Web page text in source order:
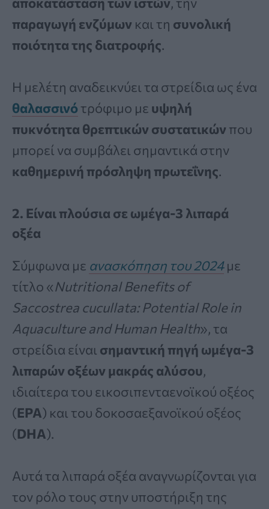
παραγωγή ενζύμων και τη συνολική
ποιότητα της διατροφής.
Η μελέτη αναδεικνύει τα στρείδια ως ένα
θαλασσινό τρόφιμο με υψηλή
πυκνότητα θρεπτικών συστατικών που
μπορεί να συμβάλει σημαντικά στην
καθημερινή πρόσληψη πρωτεΐνης.
2. Είναι πλούσια σε ωμέγα-3 λιπαρά
οξέα
Σύμφωνα με ανασκόπηση του 2024με
τίτλο «Nutritional Benefits of
Saccostrea cucullata: Potential Role in
Aquaculture and Human Health», τα
στρείδια είναι σημαντική πηγή ωμέγα-3
λιπαρών οξέων μακράς αλύσου,
ιδιαίτερα του εικοσιπενταενοϊκού οξέος
(EPA) και του δοκοσαεξανοϊκού οξέος
(DHA).
Αυτά τα λιπαρά οξέα αναγνωρίζονται για
τον ρόλο τους στην υποστήριξη της